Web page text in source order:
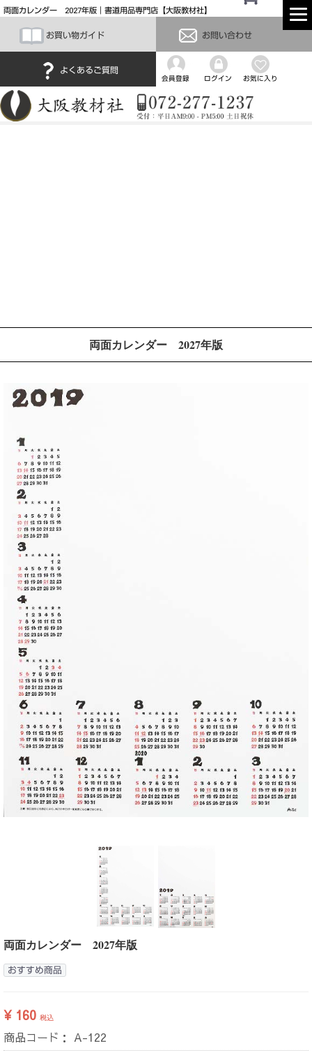
両面カレンダー 2027年版｜書道用品専門店【大阪教材社】
お買い物ガイド お問い合わせ
よくあるご質問
会員登録 ログイン お気に入り
両面カレンダー 2027年版
両面カレンダー 2027年版
おすすめ商品
¥ 160 税込
商品コード： A-122